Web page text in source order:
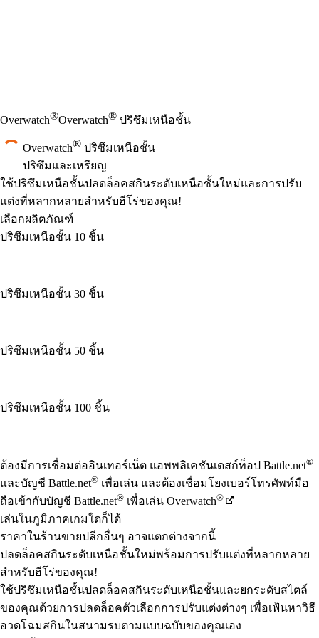
Overwatch®Overwatch® ปริซึมเหนือชั้น
Overwatch® ปริซึมเหนือชั้น
ปริซึมและเหรียญ
Product Notification
ใช้ปริซึมเหนือชั้นปลดล็อคสกินระดับเหนือชั้นใหม่และการปรับ
แต่งที่หลากหลายสำหรับฮีโร่ของคุณ!
เลือกผลิตภัณฑ์
ปริซึมเหนือชั้น 10 ชิ้น
ปริซึมเหนือชั้น 30 ชิ้น
ปริซึมเหนือชั้น 50 ชิ้น
ปริซึมเหนือชั้น 100 ชิ้น
Available actions
ต้องมีการเชื่อมต่ออินเทอร์เน็ต แอพพลิเคชันเดสก์ท็อป Battle.net®
และบัญชี Battle.net® เพื่อเล่น และต้องเชื่อมโยงเบอร์โทรศัพท์มือ
ถือเข้ากับบัญชี Battle.net® เพื่อเล่น Overwatch®
เล่นในภูมิภาคเกมใดก็ได้
ราคาในร้านขายปลีกอื่นๆ อาจแตกต่างจากนี้
ปลดล็อคสกินระดับเหนือชั้นใหม่พร้อมการปรับแต่งที่หลากหลาย
สำหรับฮีโร่ของคุณ!
ใช้ปริซึมเหนือชั้นปลดล็อคสกินระดับเหนือชั้นและยกระดับสไตล์
ของคุณด้วยการปลดล็อคตัวเลือกการปรับแต่งต่างๆ เพื่อเฟ้นหาวิธี
อวดโฉมสกินในสนามรบตามแบบฉบับของคุณเอง